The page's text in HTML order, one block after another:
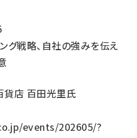
グ戦略、自社の強みを伝え
貨店 百田光里氏
events/202605/?